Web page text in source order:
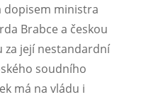
dopisem ministra
Brabce a českou
za její nestandardní
soudního
má na vládu i